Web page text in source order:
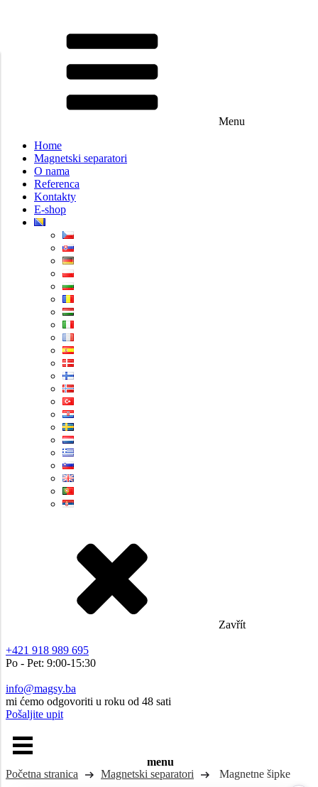
Menu
Home
Magnetski separatori
O nama
Referenca
Kontakty
E-shop
Zavřít
+421 918 989 695
Po - Pet: 9:00-15:30
info@magsy.ba
mi ćemo odgovoriti u roku od 48 sati
Pošaljite upit
menu
Početna stranica
Magnetski separatori Magnetne šipke